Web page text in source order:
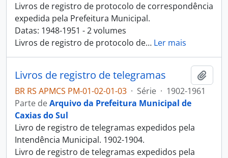
Livros de registro de protocolo de correspondência
expedida pela Prefeitura Municipal.
Datas: 1948-1951 - 2 volumes
Livros de registro de protocolo de… Ler mais
Livros de registro de telegramas
BR RS APMCS PM-01-02-01-03 · Série · 1902-1961
Parte deArquivo da Prefeitura Municipal de
Caxias do Sul
Livro de registro de telegramas expedidos pela
Intendência Municipal. 1902-1904.
Livro de registro de telegramas expedidos pela